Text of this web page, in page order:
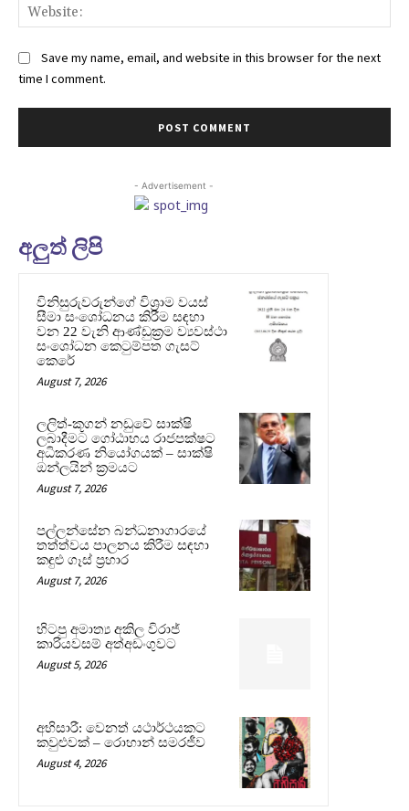
Save my name, email, and website in this browser for the next
time I comment.
- Advertisement -
අලුත් ලිපි
විනිසුරුවරුන්ගේ විශ්‍රාම වයස්
සීමා සංශෝධනය කිරීම සඳහා
වන 22 වැනි ආණ්ඩුක්‍රම ව්‍යවස්ථා
සංශෝධන කෙටුම්පත ගැසට්
කෙරේ
August 7, 2026
ලලිත්-කූගන් නඩුවේ සාක්ෂි
ලබාදීමට ගෝඨාභය රාජපක්ෂට
අධිකරණ නියෝගයක් – සාක්ෂි
ඔන්ලයින් ක්‍රමයට
August 7, 2026
පල්ලන්සේන බන්ධනාගාරයේ
තත්ත්වය පාලනය කිරීම සඳහා
කඳුළු ගෑස් ප්‍රහාර
August 7, 2026
හිටපු අමාත්‍ය අකිල විරාජ්
කාරියවසම් අත්අඩංගුවට
August 5, 2026
අභිසාරී: වෙනත් යථාර්ථයකට
කවුළුවක් – රොහාන් සමරජීව
August 4, 2026